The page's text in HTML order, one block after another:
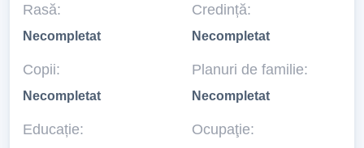
Rasă:
Necompletat
Credință:
Necompletat
Copii:
Necompletat
Planuri de familie:
Necompletat
Educație: Ocupaţie: